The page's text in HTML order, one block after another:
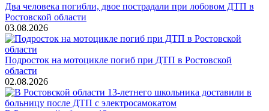
Два человека погибли, двое пострадали при лобовом ДТП в
Ростовской области
03.08.2026
Подросток на мотоцикле погиб при ДТП в Ростовской
области
02.08.2026